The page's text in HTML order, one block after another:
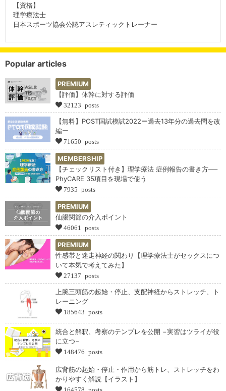
【資格】
理学療法士
日本スポーツ協会公認アスレティックトレーナー
Popular articles
PREMIUM
【評価】体幹に対する評価
32123 posts
【無料】POST国試模試2022ー過去13年分の過去問を改
編ー
71650 posts
MEMBERSHIP
【チェックリスト付き】理学療法 症例報告の書き方──
PhyCARE 35項目を現場で使う
7935 posts
PREMIUM
仙腸関節の介入ポイント
46061 posts
PREMIUM
性感帯と迷走神経の関わり【理学療法士がセックスにつ
いて本気で考えてみた】
27137 posts
上腕三頭筋の起始・停止、支配神経からストレッチ、ト
レーニング
185643 posts
統合と解釈、考察のテンプレを公開 −実習はツライが役
に立つ−
148476 posts
広背筋の起始・停止・作用から筋トレ、ストレッチをわ
かりやすく解説【イラスト】
164578 posts